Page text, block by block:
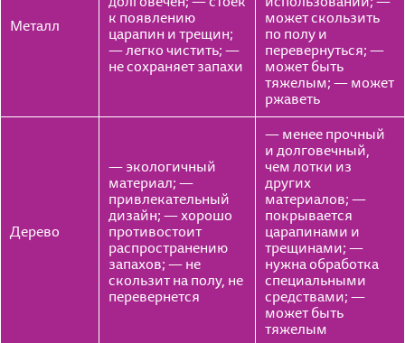
Металл к появлению
царапин и трещин;
— легко чистить; —
не сохраняет запахи
может скользить
по полу и
перевернуться; —
может быть
тяжелым; — может
ржаветь
Дерево
— экологичный
материал; —
привлекательный
дизайн; — хорошо
противостоит
распространению
запахов; — не
скользит на полу, не
перевернется
— менее прочный
и долговечный,
чем лотки из
других
материалов; —
покрывается
царапинами и
трещинами; —
нужна обработка
специальными
средствами; —
может быть
тяжелым